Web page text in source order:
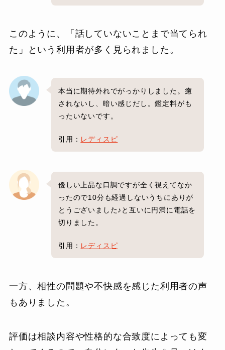
このように、「話していないことまで当てられ
た」という利用者が多く見られました。
本当に期待外れでがっかりしました。癒
されないし、暗い感じだし。鑑定料がも
ったいないです。
引用： レディスピ
優しい上品な口調ですが全く視えてなか
ったので10分も経過しないうちにありが
とうございました♪と互いに円満に電話を
切りました。
引用： レディスピ
一方、相性の問題や不快感を感じた利用者の声
もありました。
評価は相談内容や性格的な合致度によっても変